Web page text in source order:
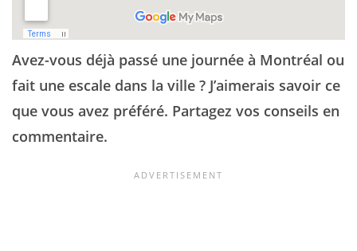
Avez-vous déjà passé une journée à Montréal ou
fait une escale dans la ville ? J’aimerais savoir ce
que vous avez préféré. Partagez vos conseils en
commentaire.